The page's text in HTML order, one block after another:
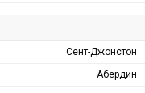
Сент-Джонстон
Абердин